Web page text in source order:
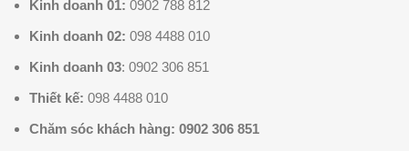
Kinh doanh 01: 0902 788 812
Kinh doanh 02: 098 4488 010
Kinh doanh 03: 0902 306 851
Thiết kế: 098 4488 010
Chăm sóc khách hàng: 0902 306 851